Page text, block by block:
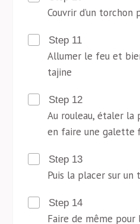
Couvrir d’un torchon
Step 11
Allumer le feu et
tajine
Step 12
Au rouleau, étaler
en faire une galette
Step 13
Puis la placer sur un
Step 14
Faire de même